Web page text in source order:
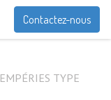
Contactez-nous
TYPE